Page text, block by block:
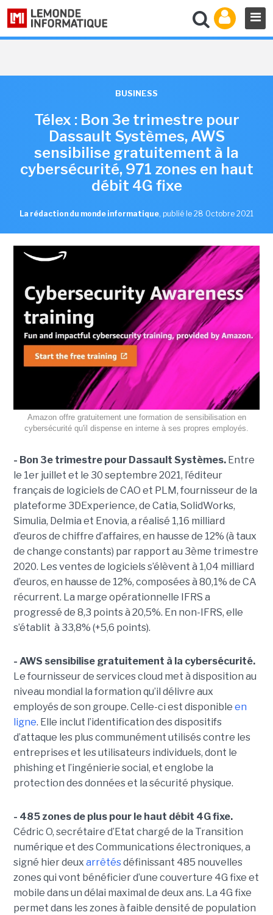
BUSINESS
Télex : Bon 3e trimestre pour
Dassault Systèmes, AWS
sensibilise gratuitement à la
cybersécurité, 971 zones en haut
débit 4G fixe
La rédaction du monde informatique, publié le 28 Octobre 2021
Amazon offre gratuitement une formation de sensibilisation en
cybersécurité qu'il dispense en interne à ses propres employés.
- Bon 3e trimestre pour Dassault Systèmes.Entre
le 1er juillet et le 30 septembre 2021, l’éditeur
français de logiciels de CAO et PLM, fournisseur de la
plateforme 3DExperience, de Catia, SolidWorks,
Simulia, Delmia et Enovia, a réalisé 1,16 milliard
d’euros de chiffre d’affaires, en hausse de 12% (à taux
de change constants) par rapport au 3ème trimestre
2020. Les ventes de logiciels s’élèvent à 1,04 milliard
d’euros, en hausse de 12%, composées à 80,1% de CA
récurrent. La marge opérationnelle IFRS a
progressé de 8,3 points à 20,5%. En non-IFRS, elle
s’établit à 33,8% (+5,6 points).
- AWS sensibilise gratuitement à la cybersécurité.
Le fournisseur de services cloud met à disposition au
niveau mondial la formation qu’il délivre aux
employés de son groupe. Celle-ci est disponible en
ligne. Elle inclut l’identification des dispositifs
d’attaque les plus communément utilisés contre les
entreprises et les utilisateurs individuels, dont le
phishing et l’ingénierie social, et englobe la
protection des données et la sécurité physique.
- 485 zones de plus pour le haut débit 4G fixe.
Cédric O, secrétaire d’Etat chargé de la Transition
numérique et des Communications électroniques, a
signé hier deux arrêtésdéfinissant 485 nouvelles
zones qui vont bénéficier d’une couverture 4G fixe et
mobile dans un délai maximal de deux ans. La 4G fixe
permet dans les zones à faible densité de population